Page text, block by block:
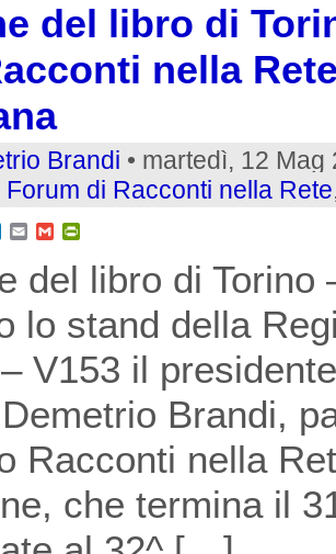
del libro di
nella
Brandi • martedì, 12
Forum di Racconti nella Rete
LinkedIn
EmailGmail
del libro di
lo stand della
V153 il
Brandi,
Racconti nella
che termina il